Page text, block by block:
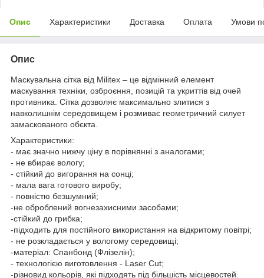
Опис Характеристики Доставка Оплата Умови
Опис
Маскувальна сітка від Militex – це відмінний елемент
маскування техніки, озброєння, позицій та укриттів від очей
противника. Сітка дозволяє максимально злитися з
навколишнім середовищем і розмиває геометричний силует
замаскованого обєкта.
Характеристики:
- має значно нижчу ціну в порівнянні з аналогами;
- не вбирає вологу;
- стійкий до вигорання на сонці;
- мала вага готового виробу;
- повністю безшумний;
-не оброблений вогнезахисними засобами;
-стійкий до грибка;
-підходить для постійного використання на відкритому повітрі;
- не розкладається у вологому середовищі;
-матеріал: Спанбонд (Флізелін);
- технологією виготовлення - Laser Cut;
-різновид кольорів, які підходять під більшість місцевостей.